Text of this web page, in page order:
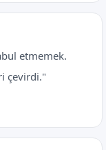
etmemek.
çevirdi."